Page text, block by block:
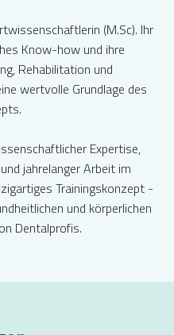
(M.Sc). Ihr
Know-how und ihre
Rehabilitation und
wertvolle Grundlage des
Expertise,
jahrelanger Arbeit im
Trainingskonzept -
und körperlichen
Dentalprofis.